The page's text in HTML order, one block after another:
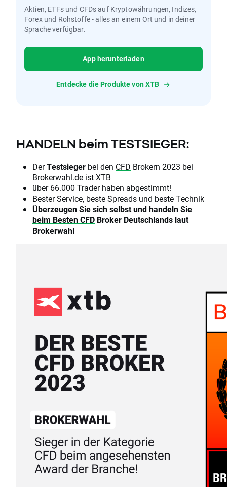
Aktien, ETFs und CFDs auf Kryptowährungen, Indizes,
Forex und Rohstoffe - alles an einem Ort und in deiner
Sprache verfügbar.
App herunterladen
Entdecke die Produkte von XTB
HANDELN beim TESTSIEGER:
DerTestsieger bei den CFD Brokern 2023 bei
Brokerwahl.de ist XTB
über 66.000 Trader haben abgestimmt!
Bester Service, beste Spreads und beste Technik
Überzeugen Sie sich selbst und handeln Sie
beim BestenCFD Broker Deutschlands laut
Brokerwahl